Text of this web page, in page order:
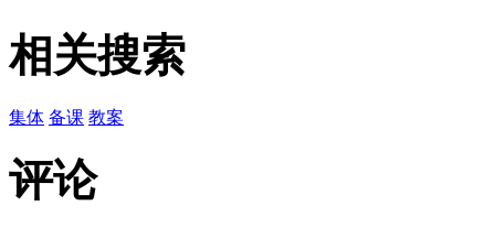
相关搜索
集体 备课 教案
评论